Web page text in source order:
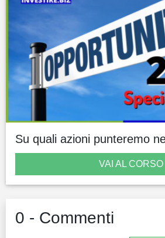
Su quali azioni punteremo
VAI AL CORSO
0 - Commenti